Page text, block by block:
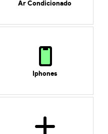
Ar Condicionado
Iphones